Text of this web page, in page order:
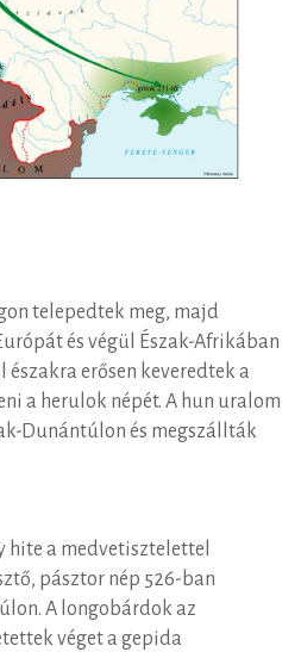
telepedtek meg, majd
és végül Észak-Afrikában
erősen keveredtek a
a herulok népét. A hun uralom
Dunántúlon és megszállták
hite a medvetisztelettel
pásztor nép 526-ban
A longobárdok az
véget a gepida